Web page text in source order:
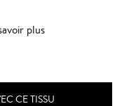
plus
CE TISSU